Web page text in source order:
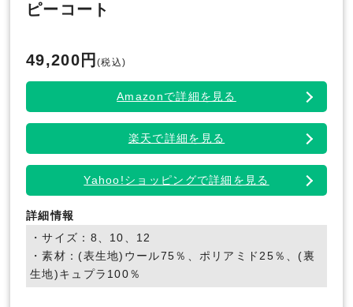
ピーコート
49,200円(税込)
Amazonで詳細を見る
楽天で詳細を見る
Yahoo!ショッピングで詳細を見る
詳細情報
・サイズ：8、10、12
・素材：(表生地)ウール75％、ポリアミド25％、(裏
生地)キュプラ100％